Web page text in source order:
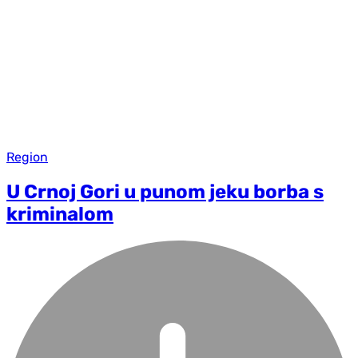
Region
U Crnoj Gori u punom jeku borba s
kriminalom